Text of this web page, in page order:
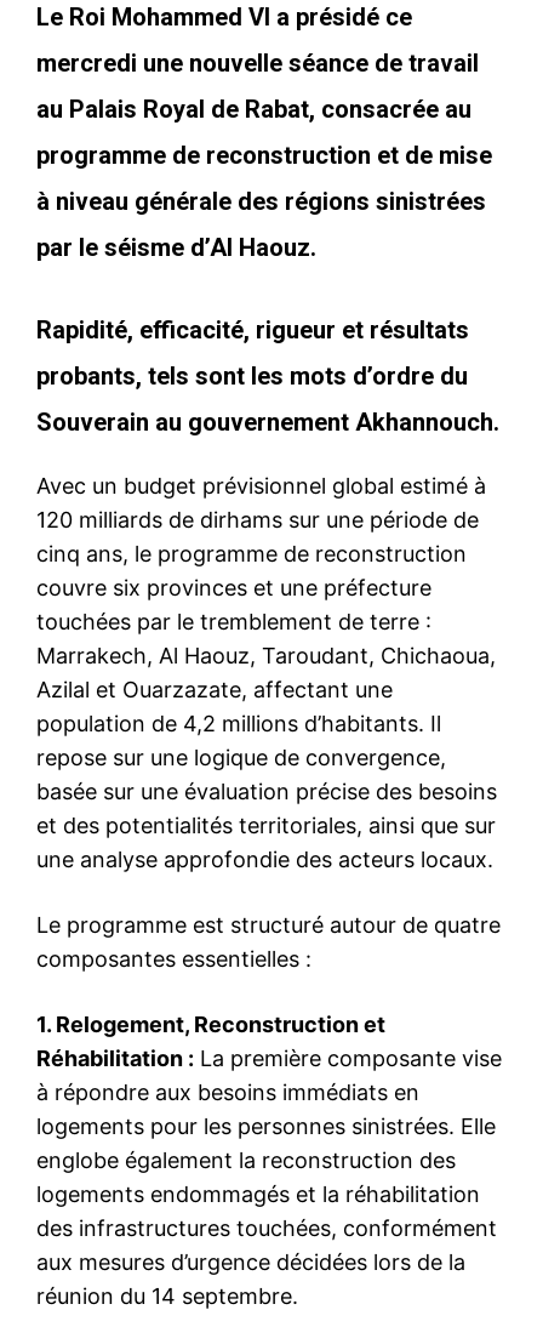
Le Roi Mohammed VI a présidé ce
mercredi une nouvelle séance de travail
au Palais Royal de Rabat, consacrée au
programme de reconstruction et de mise
à niveau générale des régions sinistrées
par le séisme d’Al Haouz.
Rapidité, efficacité, rigueur et résultats
probants, tels sont les mots d’ordre du
Souverain au gouvernement Akhannouch.
Avec un budget prévisionnel global estimé à
120 milliards de dirhams sur une période de
cinq ans, le programme de reconstruction
couvre six provinces et une préfecture
touchées par le tremblement de terre :
Marrakech, Al Haouz, Taroudant, Chichaoua,
Azilal et Ouarzazate, affectant une
population de 4,2 millions d’habitants. Il
repose sur une logique de convergence,
basée sur une évaluation précise des besoins
et des potentialités territoriales, ainsi que sur
une analyse approfondie des acteurs locaux.
Le programme est structuré autour de quatre
composantes essentielles :
1. Relogement, Reconstruction et
Réhabilitation : La première composante vise
à répondre aux besoins immédiats en
logements pour les personnes sinistrées. Elle
englobe également la reconstruction des
logements endommagés et la réhabilitation
des infrastructures touchées, conformément
aux mesures d’urgence décidées lors de la
réunion du 14 septembre.